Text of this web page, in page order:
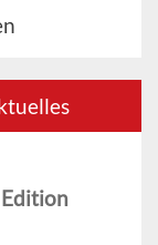
Edition